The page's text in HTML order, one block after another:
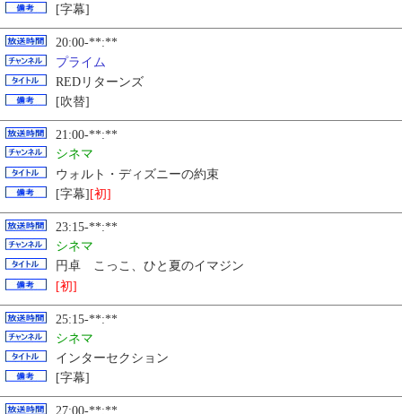
[字幕]
20:00-**:**
プライム
REDリターンズ
[吹替]
21:00-**:**
シネマ
ウォルト・ディズニーの約束
[字幕] [初]
23:15-**:**
シネマ
円卓 こっこ、ひと夏のイマジン
[初]
25:15-**:**
シネマ
インターセクション
[字幕]
27:00-**:**